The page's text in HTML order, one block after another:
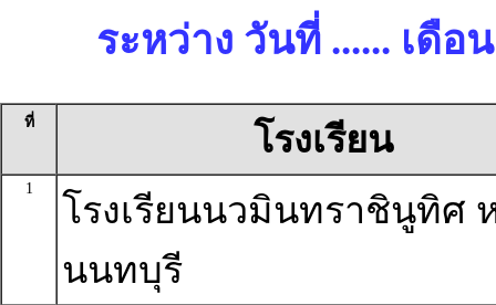
ระหว่าง วันที่ ...... เดือ
ที่ โรงเรียน
1
โรงเรียนนวมินทราชินูทิศ
นนทบุรี